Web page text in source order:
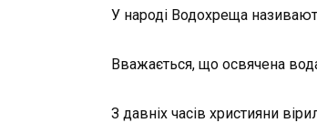
У народі Водохреща
Вважається, що освячена
З давніх часів християни